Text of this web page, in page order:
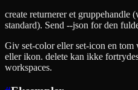
create returnerer et gruppehandle
standard). Send --json for den
Giv set-color eller set-icon en
eller ikon. delete kan ikke
workspaces.